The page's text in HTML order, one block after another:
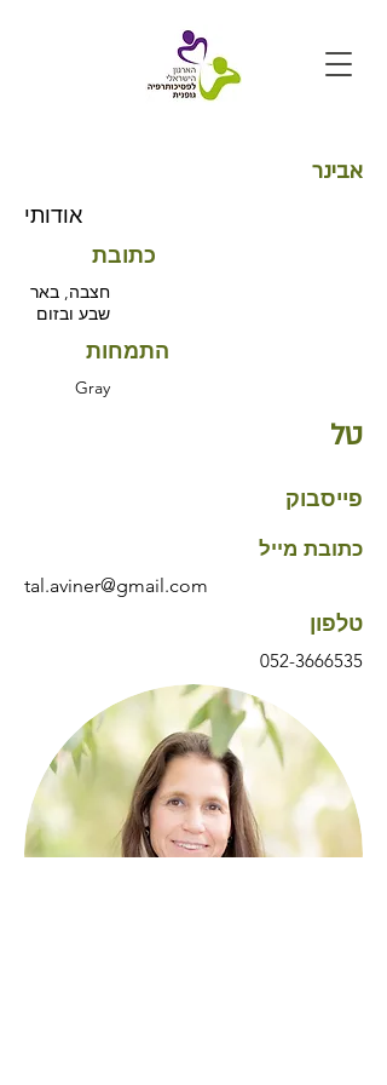
אבינר
אודותי
כתובת
חצבה, באר
שבע ובזום
התמחות
Gray
טל
פייסבוק
כתובת מייל
tal.aviner@gmail.com
טלפון
052-3666535